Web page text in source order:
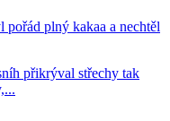
plný kakaa a nechtěl
přikrýval střechy tak